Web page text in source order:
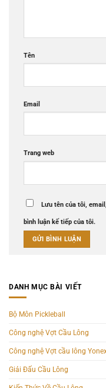
Tên
Email
Trang web
Lưu tên của tôi,
bình luận kế tiếp của tôi.
DANH MỤC BÀI VIẾT
Bộ Môn Pickleball
Công nghệ Vợt Cầu Lông
Công nghệ Vợt cầu lông
Giải Đấu Cầu Lông